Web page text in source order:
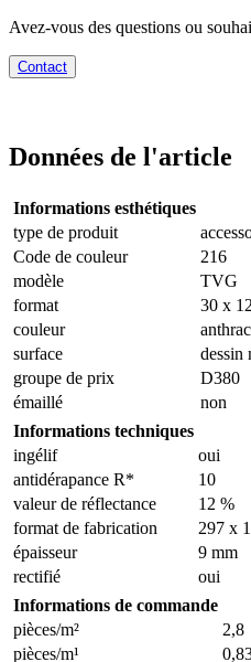
Avez-vous des questions ou
Contact
Données de l'article
Informations esthétiques
type de produit
Code de couleur
216
modèle
TVG
format
30 x
couleur
surface
dessin
groupe de prix
D380
émaillé
non
Informations techniques
ingélif
oui
antidérapance R*
10
valeur de réflectance
12 %
format de fabrication
297 x
épaisseur
9 mm
rectifié
oui
Informations de commande
pièces/m²
2,8
pièces/m¹